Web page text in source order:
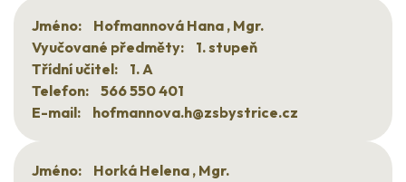
Jméno:
Hofmannová Hana , Mgr.
Vyučované předměty:
1. stupeň
Třídní učitel:
1. A
Telefon:
566 550 401
E-mail:
hofmannova.h@zsbystrice.cz
Jméno:
Horká Helena , Mgr.